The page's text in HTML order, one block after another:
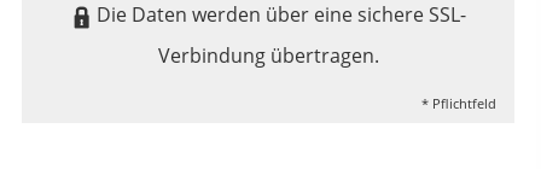
Die Daten werden über eine sichere SSL-
Verbindung übertragen.
* Pflichtfeld